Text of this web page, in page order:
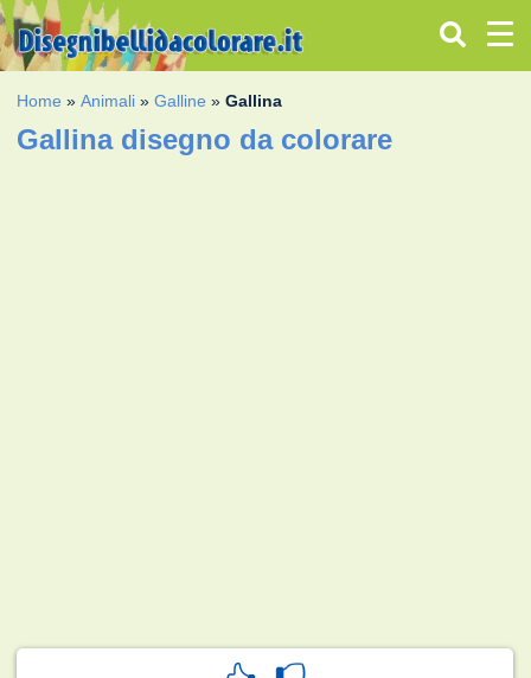
Home »Animali »Galline »Gallina
Gallina disegno da colorare